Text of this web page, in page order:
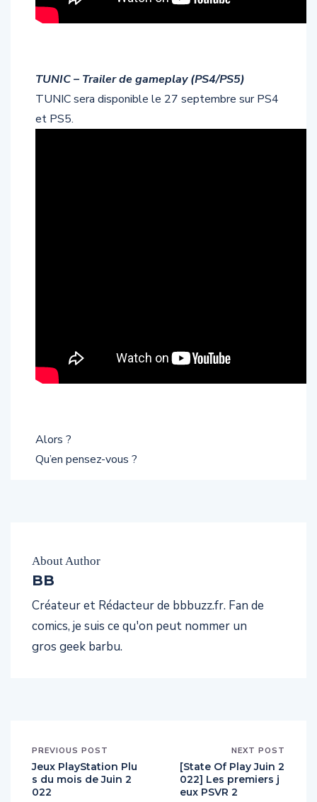
TUNIC – Trailer de gameplay (PS4/PS5)
TUNIC sera disponible le 27 septembre sur PS4
et PS5.
Alors ?
Qu’en pensez-vous ?
About Author
BB
Créateur et Rédacteur de bbbuzz.fr. Fan de
comics, je suis ce qu'on peut nommer un
gros geek barbu.
PREVIOUS POST
Jeux PlayStation Plu
s du mois de Juin 2
022
NEXT POST
[State Of Play Juin 2
022] Les premiers j
eux PSVR 2